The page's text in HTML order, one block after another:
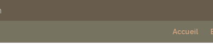
Accueil